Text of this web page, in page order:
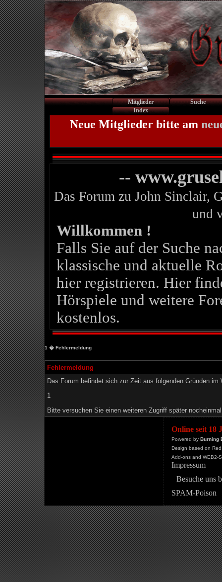
Mitglieder
Suche
Index
Neue Mitglieder bitte am
--
Das Forum zu John Sinclair,
und
Willkommen !
Falls Sie auf der Suche
klassische und aktuelle
hier registrieren. Hier
Hörspiele und weitere
kostenlos.
1 � Fehlermeldung
Fehlermeldung
Das Forum befindet sich zur Zeit aus folgenden Gründen im
1
Bitte versuchen Sie einen weiteren Zugriff später
Online seit 18
Powered by Burning
Design based on
Add-ons and WEB2-
Impressum
Besuche uns
SPAM-Poison